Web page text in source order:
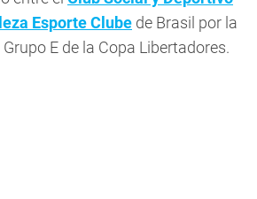
Esporte Clube de Brasil por la
E de la Copa Libertadores.